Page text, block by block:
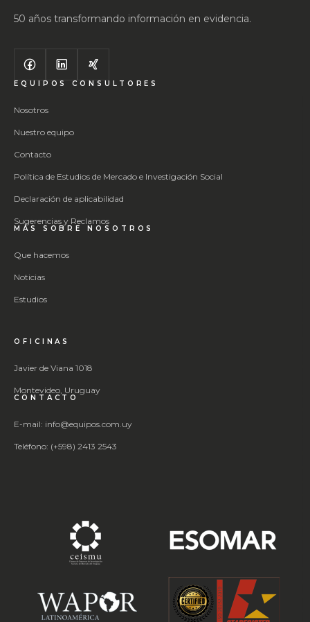
50 años transformando información en evidencia.
EQUIPOS CONSULTORES
Nosotros
Nuestro equipo
Contacto
Política de Estudios de Mercado e Investigación Social
Declaración de aplicabilidad
Sugerencias y Reclamos
MÁS SOBRE NOSOTROS
Que hacemos
Noticias
Estudios
OFICINAS
Javier de Viana 1018
Montevideo, Uruguay
CONTACTO
E-mail: info@equipos.com.uy
Teléfono: (+598) 2413 2543